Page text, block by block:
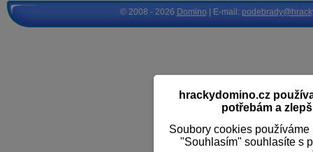
hrackydomino.cz
potřebám a
Soubory cookies
"Souhlasím" souhlasíte s
© 2008 - 2026 Domino | E-mail: